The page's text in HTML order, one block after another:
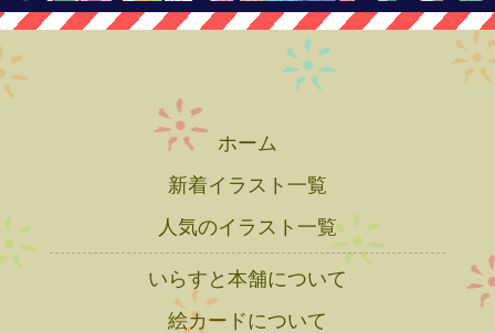
ホーム
新着イラスト一覧
人気のイラスト一覧
いらすと本舗について
絵カードについて